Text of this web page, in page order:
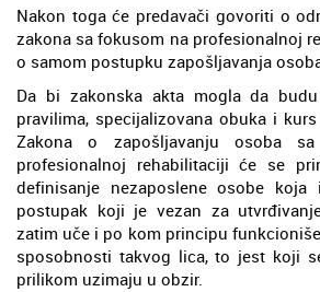
Nakon toga će predavači govoriti o
zakona sa fokusom na profesionalnoj
o samom postupku zapošljavanja
Da bi zakonska akta mogla da
pravilima, specijalizovana obuka i
Zakona o zapošljavanju osoba
profesionalnoj rehabilitaciji će se
definisanje nezaposlene osobe
postupak koji je vezan za
zatim uče i po kom principu
sposobnosti takvog lica, to jest koji
prilikom uzimaju u obzir.